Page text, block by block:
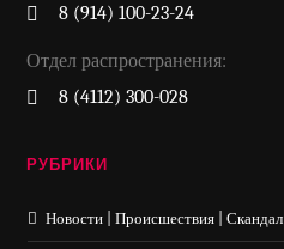
8 (914) 100-23-24
Отдел распространения:
8 (4112) 300-028
РУБРИКИ
Новости | Происшествия | Скандал